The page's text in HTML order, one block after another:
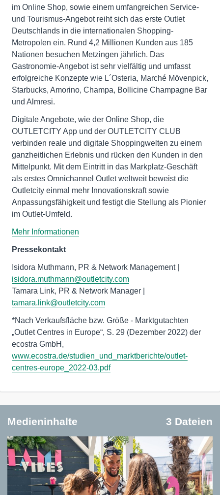
im Online Shop, sowie einem umfangreichen Service-
und Tourismus-Angebot reiht sich das erste Outlet
Deutschlands in die internationalen Shopping-
Metropolen ein. Rund 4,2 Millionen Kunden aus 185
Nationen besuchen Metzingen jährlich. Das
Gastronomie-Angebot ist sehr vielfältig und umfasst
erfolgreiche Konzepte wie L´Osteria, Marché Mövenpick,
Starbucks, Amorino, Champa, Bollicine Champagne Bar
und Almresi.
Digitale Angebote, wie der Online Shop, die
OUTLETCITY App und der OUTLETCITY CLUB
verbinden reale und digitale Shoppingwelten zu einem
ganzheitlichen Erlebnis und rücken den Kunden in den
Mittelpunkt. Mit dem Eintritt in das Markplatz-Geschäft
als erstes Omnichannel Outlet weltweit beweist die
Outletcity einmal mehr Innovationskraft sowie
Anpassungsfähigkeit und festigt die Stellung als Pionier
im Outlet-Umfeld.
Mehr Informationen
Pressekontakt
Isidora Muthmann, PR & Network Management |
isidora.muthmann@outletcity.com
Tamara Link, PR & Network Manager |
tamara.link@outletcity.com
*Nach Verkaufsfläche bzw. Größe - Marktgutachten
„Outlet Centres in Europe“, S. 29 (Dezember 2022) der
ecostra GmbH,
www.ecostra.de/studien_und_marktberichte/outlet-
centres-europe_2022-03.pdf
Medieninhalte 3 Dateien